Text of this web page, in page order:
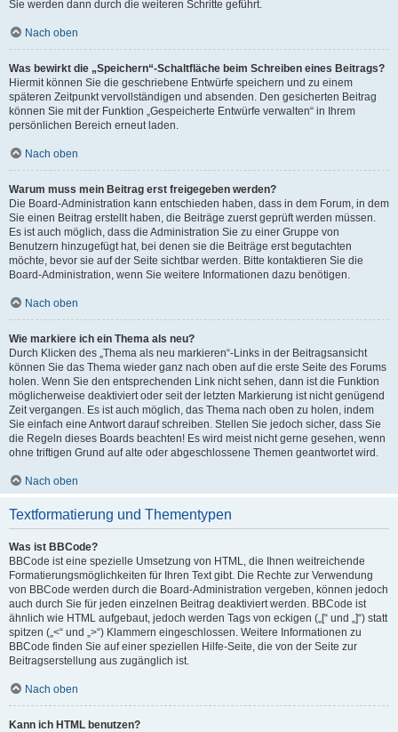
Sie werden dann durch die weiteren Schritte geführt.
Nach oben
Was bewirkt die „Speichern“-Schaltfläche beim Schreiben eines Beitrags?
Hiermit können Sie die geschriebene Entwürfe speichern und zu einem
späteren Zeitpunkt vervollständigen und absenden. Den gesicherten Beitrag
können Sie mit der Funktion „Gespeicherte Entwürfe verwalten“ in Ihrem
persönlichen Bereich erneut laden.
Nach oben
Warum muss mein Beitrag erst freigegeben werden?
Die Board-Administration kann entschieden haben, dass in dem Forum, in dem
Sie einen Beitrag erstellt haben, die Beiträge zuerst geprüft werden müssen.
Es ist auch möglich, dass die Administration Sie zu einer Gruppe von
Benutzern hinzugefügt hat, bei denen sie die Beiträge erst begutachten
möchte, bevor sie auf der Seite sichtbar werden. Bitte kontaktieren Sie die
Board-Administration, wenn Sie weitere Informationen dazu benötigen.
Nach oben
Wie markiere ich ein Thema als neu?
Durch Klicken des „Thema als neu markieren“-Links in der Beitragsansicht
können Sie das Thema wieder ganz nach oben auf die erste Seite des Forums
holen. Wenn Sie den entsprechenden Link nicht sehen, dann ist die Funktion
möglicherweise deaktiviert oder seit der letzten Markierung ist nicht genügend
Zeit vergangen. Es ist auch möglich, das Thema nach oben zu holen, indem
Sie einfach eine Antwort darauf schreiben. Stellen Sie jedoch sicher, dass Sie
die Regeln dieses Boards beachten! Es wird meist nicht gerne gesehen, wenn
ohne triftigen Grund auf alte oder abgeschlossene Themen geantwortet wird.
Nach oben
Textformatierung und Thementypen
Was ist BBCode?
BBCode ist eine spezielle Umsetzung von HTML, die Ihnen weitreichende
Formatierungsmöglichkeiten für Ihren Text gibt. Die Rechte zur Verwendung
von BBCode werden durch die Board-Administration vergeben, können jedoch
auch durch Sie für jeden einzelnen Beitrag deaktiviert werden. BBCode ist
ähnlich wie HTML aufgebaut, jedoch werden Tags von eckigen („[“ und „]“) statt
spitzen („<“ und „>“) Klammern eingeschlossen. Weitere Informationen zu
BBCode finden Sie auf einer speziellen Hilfe-Seite, die von der Seite zur
Beitragserstellung aus zugänglich ist.
Nach oben
Kann ich HTML benutzen?